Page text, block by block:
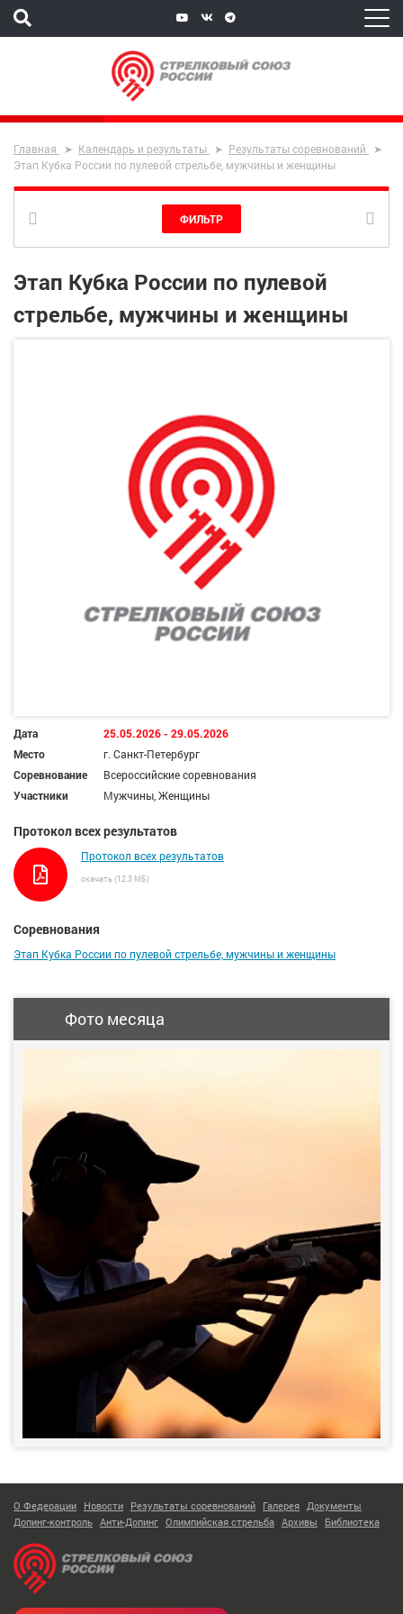
Главная Календарь и результаты
Результаты соревнований
Этап Кубка России по пулевой стрельбе, мужчины и женщины
ФИЛЬТР
Этап Кубка России по пулевой
стрельбе, мужчины и женщины
Дата
25.05.2026 - 29.05.2026
Место
г. Санкт-Петербург
Соревнование
Всероссийские соревнования
Участники
Мужчины, Женщины
Протокол всех результатов
Протокол всех результатов
скачать (12.3 МБ)
Соревнования
Этап Кубка России по пулевой стрельбе, мужчины и женщины
Фото месяца
О Федерации Новости Результаты соревнований Галерея Документы
Допинг-контроль Анти-Допинг Олимпийская стрельба Архивы Библиотека